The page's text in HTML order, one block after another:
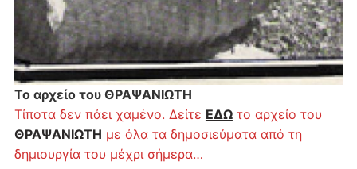
Το αρχείο του ΘΡΑΨΑΝΙΩΤΗ
Τίποτα δεν πάει χαμένο. Δείτε ΕΔΩτο αρχείο του
ΘΡΑΨΑΝΙΩΤΗ με όλα τα δημοσιεύματα από τη
δημιουργία του μέχρι σήμερα…